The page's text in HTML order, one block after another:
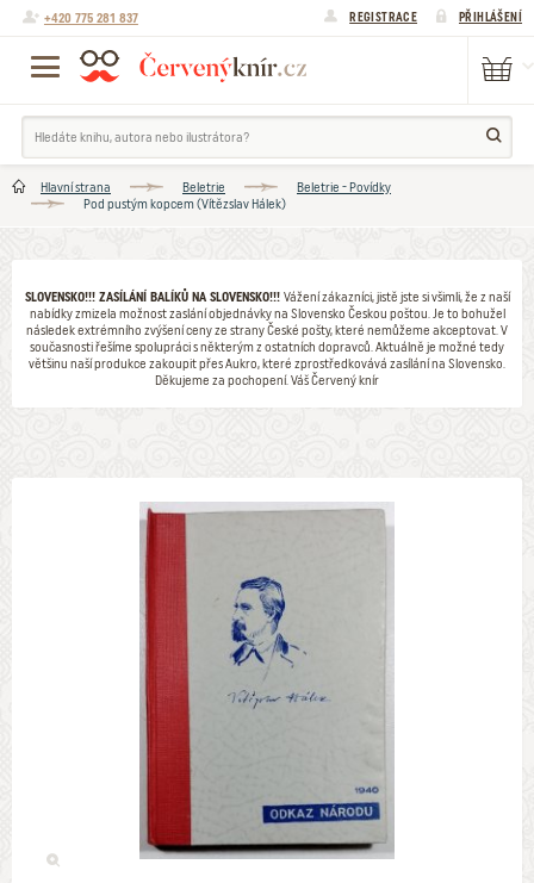
+420 775 281 837 REGISTRACE PŘIHLÁŠENÍ
Hlavní strana Beletrie
Beletrie - Povídky
Pod pustým kopcem (Vítězslav Hálek)
SLOVENSKO!!! ZASÍLÁNÍ BALÍKŮ NA SLOVENSKO!!! Vážení zákazníci, jistě jste si všimli, že z naší
nabídky zmizela možnost zaslání objednávky na Slovensko Českou poštou. Je to bohužel
následek extrémního zvýšení ceny ze strany České pošty, které nemůžeme akceptovat. V
současnosti řešíme spolupráci s některým z ostatních dopravců. Aktuálně je možné tedy
většinu naší produkce zakoupit přes Aukro, které zprostředkovává zasílání na Slovensko.
Děkujeme za pochopení. Váš Červený knír